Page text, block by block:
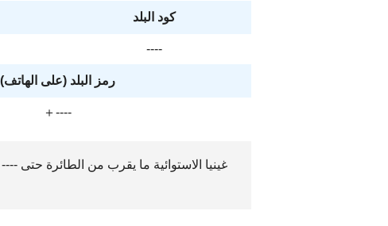
كود البلد
----
رمز البلد (على الهاتف)
＋----
غينيا الاستوائية ما يقرب من الطائرة حتى